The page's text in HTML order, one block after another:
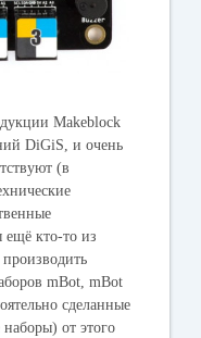
Makeblock
DiGiS, и очень
(в
кто-то из
производить
mBot, mBot
сделанные
от этого